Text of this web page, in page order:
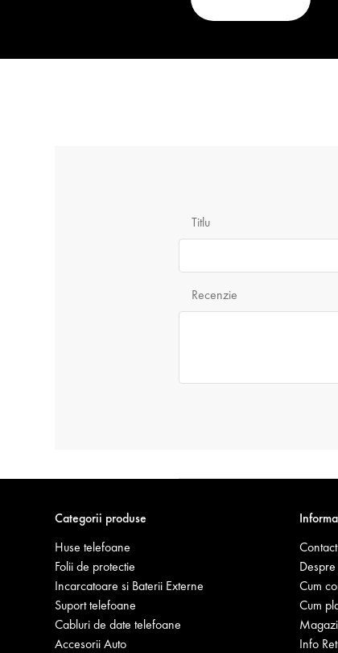
Titlu
Recenzie
Categorii produse
Huse telefoane
Folii de protectie
Incarcatoare si Baterii Externe
Suport telefoane
Cabluri de date telefoane
Accesorii Auto
Contact
Cum
Cum
Info